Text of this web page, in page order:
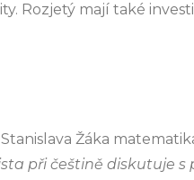
Rozjetý mají také
Žáka
při češtině diskutuje s